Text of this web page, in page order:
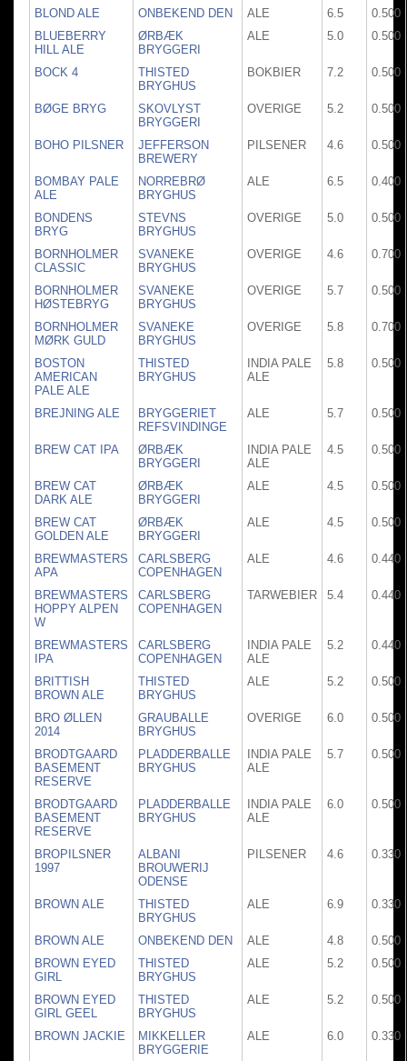
BLOND ALE ONBEKEND DEN ALE 6.5
0.500
BLUEBERRY
HILL ALE
ØRBÆK
BRYGGERI
ALE 5.0 0.500
BOCK 4
THISTED
BRYGHUS
BOKBIER 7.2 0.500
BØGE BRYG
SKOVLYST
BRYGGERI
OVERIGE 5.2 0.500
BOHO PILSNER
JEFFERSON
BREWERY
PILSENER 4.6 0.500
BOMBAY PALE
ALE
NORREBRØ
BRYGHUS
ALE 6.5 0.400
BONDENS
BRYG
STEVNS
BRYGHUS
OVERIGE 5.0 0.500
BORNHOLMER
CLASSIC
SVANEKE
BRYGHUS
OVERIGE 4.6 0.700
BORNHOLMER
HØSTEBRYG
SVANEKE
BRYGHUS
OVERIGE 5.7 0.500
BORNHOLMER
MØRK GULD
SVANEKE
BRYGHUS
OVERIGE 5.8 0.700
BOSTON
AMERICAN
PALE ALE
THISTED
BRYGHUS
INDIA PALE
ALE
5.8 0.500
BREJNING ALE
BRYGGERIET
REFSVINDINGE
ALE 5.7 0.500
BREW CAT IPA
ØRBÆK
BRYGGERI
INDIA PALE
ALE
4.5 0.500
BREW CAT
DARK ALE
ØRBÆK
BRYGGERI
ALE 4.5 0.500
BREW CAT
GOLDEN ALE
ØRBÆK
BRYGGERI
ALE 4.5 0.500
BREWMASTERS
APA
CARLSBERG
COPENHAGEN
ALE 4.6 0.440
BREWMASTERS
HOPPY ALPEN
W
CARLSBERG
COPENHAGEN
TARWEBIER 5.4 0.440
BREWMASTERS
IPA
CARLSBERG
COPENHAGEN
INDIA PALE
ALE
5.2 0.440
BRITTISH
BROWN ALE
THISTED
BRYGHUS
ALE 5.2 0.500
BRO ØLLEN
2014
GRAUBALLE
BRYGHUS
OVERIGE 6.0 0.500
BRODTGAARD
BASEMENT
RESERVE
PLADDERBALLE
BRYGHUS
INDIA PALE
ALE
5.7 0.500
BRODTGAARD
BASEMENT
RESERVE
PLADDERBALLE
BRYGHUS
INDIA PALE
ALE
6.0 0.500
BROPILSNER
1997
ALBANI
BROUWERIJ
ODENSE
PILSENER 4.6 0.330
BROWN ALE
THISTED
BRYGHUS
ALE 6.9 0.330
BROWN ALE ONBEKEND DEN ALE 4.8
0.500
BROWN EYED
GIRL
THISTED
BRYGHUS
ALE 5.2 0.500
BROWN EYED
GIRL GEEL
THISTED
BRYGHUS
ALE 5.2 0.500
BROWN JACKIE
MIKKELLER
BRYGGERIE
ALE 6.0 0.330